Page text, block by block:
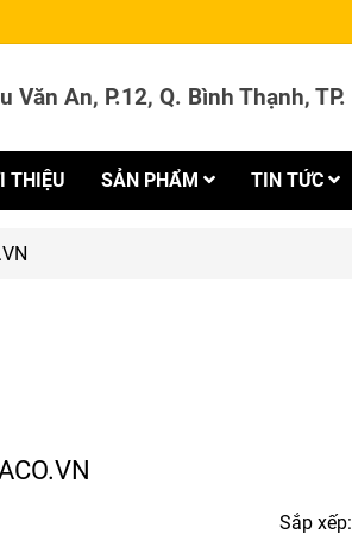
Văn An, P.12, Q. Bình Thạnh, TP.
THIỆU SẢN PHẨM TIN TỨC
Sắp xếp: